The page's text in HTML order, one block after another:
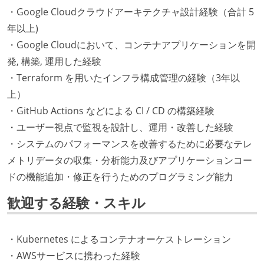
・Google Cloudクラウドアーキテクチャ設計経験（合計 5
年以上)
・Google Cloudにおいて、コンテナアプリケーションを開
発, 構築, 運用した経験
・Terraform を用いたインフラ構成管理の経験（3年以
上）
・GitHub Actions などによる CI / CD の構築経験
・ユーザー視点で監視を設計し、運用・改善した経験
・システムのパフォーマンスを改善するために必要なテレ
メトリデータの収集・分析能力及びアプリケーションコー
ドの機能追加・修正を行うためのプログラミング能力
歓迎する経験・スキル
・Kubernetes によるコンテナオーケストレーション
・AWSサービスに携わった経験